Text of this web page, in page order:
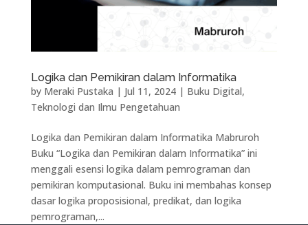
Logika dan Pemikiran dalam Informatika
by Meraki Pustaka | Jul 11, 2024| Buku Digital,
Teknologi dan Ilmu Pengetahuan
Logika dan Pemikiran dalam Informatika Mabruroh
Buku “Logika dan Pemikiran dalam Informatika” ini
menggali esensi logika dalam pemrograman dan
pemikiran komputasional. Buku ini membahas konsep
dasar logika proposisional, predikat, dan logika
pemrograman,...